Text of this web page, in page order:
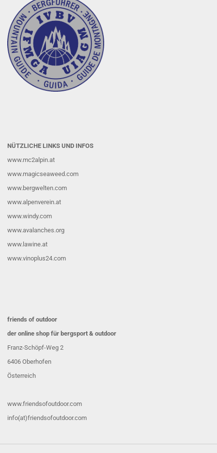
NÜTZLICHE LINKS UND INFOS
www.mc2alpin.at
www.magicseaweed.com
www.bergwelten.com
www.alpenverein.at
www.windy.com
www.avalanches.org
www.lawine.at
www.vinoplus24.com
friends of outdoor
der online shop für bergsport & outdoor
Franz-Schöpf-Weg 2
6406 Oberhofen
Österreich
www.friendsofoutdoor.com
info(at)friendsofoutdoor.com